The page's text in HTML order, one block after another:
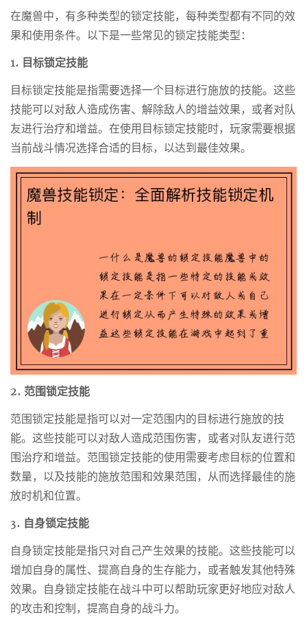
在魔兽中，有多种类型的锁定技能，每种类型都有不同的效
果和使用条件。以下是一些常见的锁定技能类型：
1. 目标锁定技能
目标锁定技能是指需要选择一个目标进行施放的技能。这些
技能可以对敌人造成伤害、解除敌人的增益效果，或者对队
友进行治疗和增益。在使用目标锁定技能时，玩家需要根据
当前战斗情况选择合适的目标，以达到最佳效果。
2. 范围锁定技能
范围锁定技能是指可以对一定范围内的目标进行施放的技
能。这些技能可以对敌人造成范围伤害，或者对队友进行范
围治疗和增益。范围锁定技能的使用需要考虑目标的位置和
数量，以及技能的施放范围和效果范围，从而选择最佳的施
放时机和位置。
3. 自身锁定技能
自身锁定技能是指只对自己产生效果的技能。这些技能可以
增加自身的属性、提高自身的生存能力，或者触发其他特殊
效果。自身锁定技能在战斗中可以帮助玩家更好地应对敌人
的攻击和控制，提高自身的战斗力。